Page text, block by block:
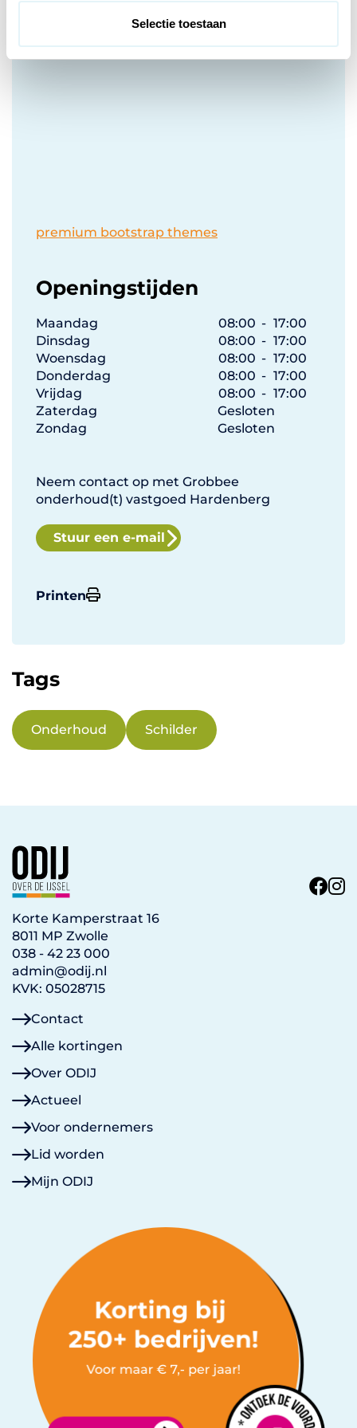
e
Selectie toestaan
Bezoek de website van Grobbee
onderhoud(t) vastgoed Hardenberg
premium bootstrap themes
Openingstijden
Maandag 08:00 - 17:00
Dinsdag
08:00 - 17:00
Woensdag
08:00 - 17:00
Donderdag
08:00 - 17:00
Vrijdag
08:00 - 17:00
Zaterdag
Gesloten
Zondag
Gesloten
Neem contact op met Grobbee
onderhoud(t) vastgoed Hardenberg
Stuur een e-mail
Printen
Tags
Onderhoud Schilder
Korte Kamperstraat 16
8011 MP Zwolle
038 - 42 23 000
admin@odij.nl
KVK: 05028715
Contact
Alle kortingen
Over ODIJ
Actueel
Voor ondernemers
Lid worden
Mijn ODIJ